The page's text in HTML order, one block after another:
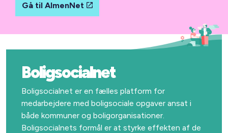
Gå til AlmenNet
Boligsocialnet
Boligsocialnet er en fælles platform for
medarbejdere med boligsociale opgaver ansat i
både kommuner og boligorganisationer.
Boligsocialnets formål er at styrke effekten af de